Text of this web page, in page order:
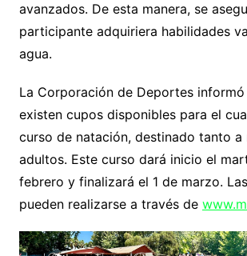
avanzados. De esta manera, se
participante adquiriera habilidades
agua.
La Corporación de Deportes informó
existen cupos disponibles para el
curso de natación, destinado tanto a
adultos. Este curso dará inicio el
febrero y finalizará el 1 de marzo.
pueden realizarse a través de